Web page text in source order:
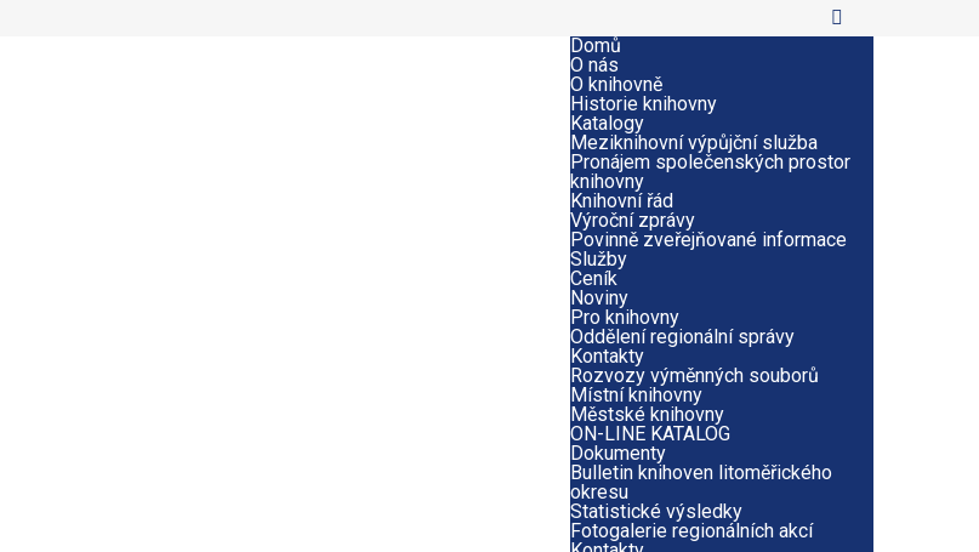
Domů
O nás
O knihovně
Historie knihovny
Katalogy
Meziknihovní výpůjční služba
Pronájem společenských prostor
knihovny
Knihovní řád
Výroční zprávy
Povinně zveřejňované informace
Služby
Ceník
Noviny
Pro knihovny
Oddělení regionální správy
Kontakty
Rozvozy výměnných souborů
Místní knihovny
Městské knihovny
ON-LINE KATALOG
Dokumenty
Bulletin knihoven litoměřického
okresu
Statistické výsledky
Fotogalerie regionálních akcí